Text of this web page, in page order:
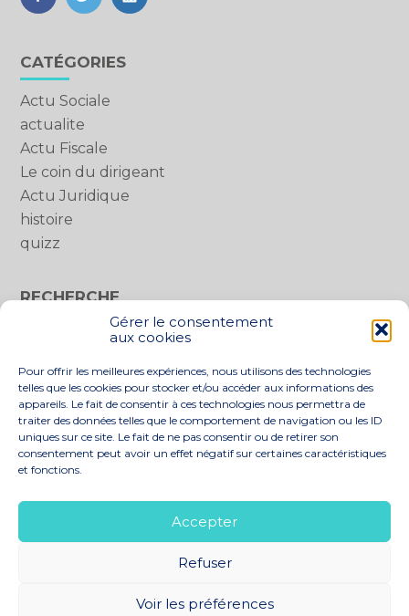
Gérer le consentement
aux cookies
Pour offrir les meilleures expériences, nous utilisons des technologies
telles que les cookies pour stocker et/ou accéder aux informations des
appareils. Le fait de consentir à ces technologies nous permettra de
traiter des données telles que le comportement de navigation ou les ID
uniques sur ce site. Le fait de ne pas consentir ou de retirer son
consentement peut avoir un effet négatif sur certaines caractéristiques
et fonctions.
Accepter
Refuser
Voir les préférences
FaceBook
TwitterLinkedIn
Blog
sidebar
CATÉGORIES
Actu Sociale
actualite
Actu Fiscale
Le coin du dirigeant
Actu Juridique
histoire
quizz
RECHERCHE
Rechercher :
Principale
NOS SOLUTIONS
ACTUALITÉS
RECRUTEMENT
CONTACT
MENTIONS LÉGALES